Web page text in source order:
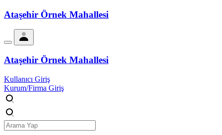
Ataşehir Örnek Mahallesi
Ataşehir Örnek Mahallesi
Kullanıcı Giriş
Kurum/Firma Giriş